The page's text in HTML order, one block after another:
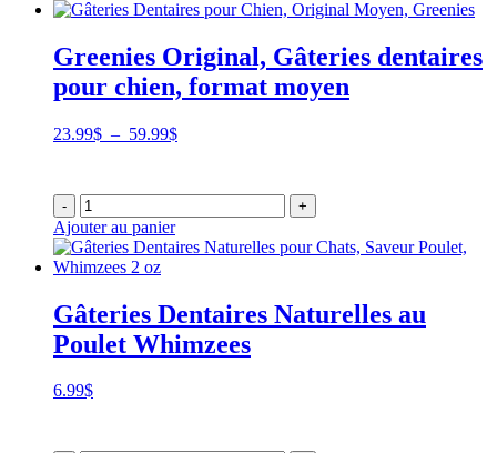
Greenies Original, Gâteries dentaires
pour chien, format moyen
23.99$ – 59.99$Plage
23.99$
à
- +
Ajouter au panier
Gâteries Dentaires Naturelles au
Poulet Whimzees
6.99$